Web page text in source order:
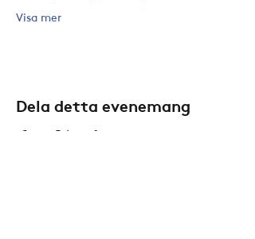
Visa mer
Dela detta evenemang